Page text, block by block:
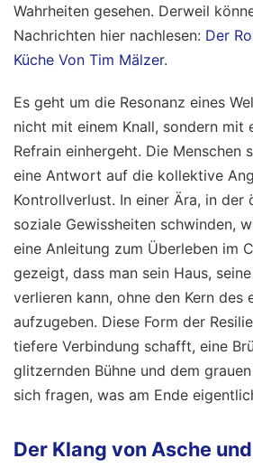
Wahrheiten gesehen. Derweil
Nachrichten hier nachlesen: Der
Küche Von Tim Mälzer.
Es geht um die Resonanz eines
nicht mit einem Knall, sondern mit
Refrain einhergeht. Die Menschen
eine Antwort auf die kollektive
Kontrollverlust. In einer Ära, in der
soziale Gewissheiten schwinden,
eine Anleitung zum Überleben im
gezeigt, dass man sein Haus,
verlieren kann, ohne den Kern des
aufzugeben. Diese Form der
tiefere Verbindung schafft, eine
glitzernden Bühne und dem
sich fragen, was am Ende
Der Klang von Asche